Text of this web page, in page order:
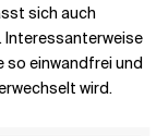
sich auch
Interessanterweise
so einwandfrei und
wird.